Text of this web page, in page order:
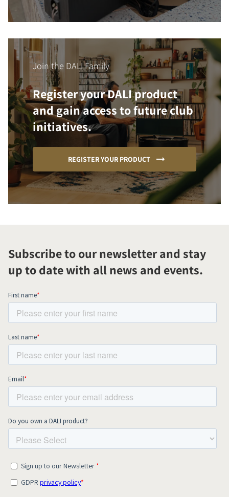
Join the DALI Family
Register your DALI product
and gain access to future club
initiatives.
REGISTER YOUR PRODUCT
Subscribe to our newsletter and stay
up to date with all news and events.